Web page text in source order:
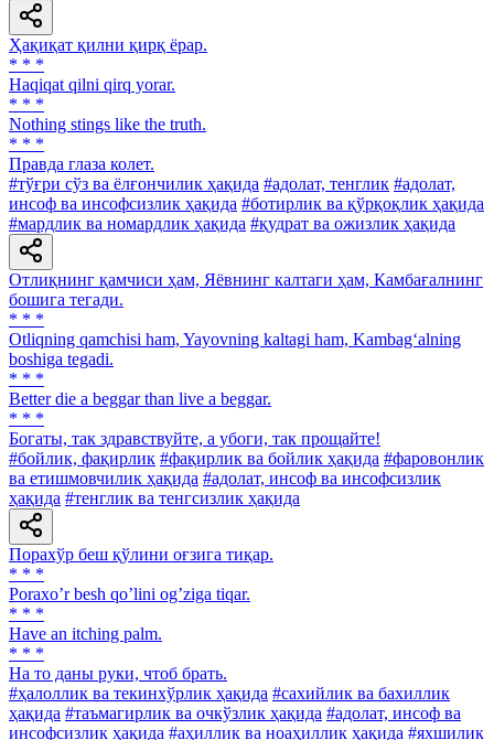
Ҳақиқат қилни қирқ ёрар.
* * *
Haqiqat qilni qirq yorar.
* * *
Nothing stings like the truth.
* * *
Правда глаза колет.
#тўғри сўз ва ёлғончилик ҳақида #адолат, тенглик #адолат,
инсоф ва инсофсизлик ҳақида #ботирлик ва қўрқоқлик ҳақида
#мардлик ва номардлик ҳақида #қудрат ва ожизлик ҳақида
Отлиқнинг қамчиси ҳам, Яёвнинг калтаги ҳам, Камбағалнинг
бошига тегади.
* * *
Otliqning qamchisi ham, Yayovning kaltagi ham, Kambag‘alning
boshiga tegadi.
* * *
Better die a beggar than live a beggar.
* * *
Богаты, так здравствуйте, a убоги, так прощайте!
#бойлик, фақирлик #фақирлик ва бойлик ҳақида #фаровонлик
ва етишмовчилик ҳақида #адолат, инсоф ва инсофсизлик
ҳақида #тенглик ва тенгсизлик ҳақида
Порахўр беш қўлини оғзига тиқар.
* * *
Poraxoʼr besh qoʼlini ogʼziga tiqar.
* * *
Have an itching palm.
* * *
На то даны руки, чтоб брать.
#ҳалоллик ва текинхўрлик ҳақида #сахийлик ва бахиллик
ҳақида #таъмагирлик ва очкўзлик ҳақида #адолат, инсоф ва
инсофсизлик ҳақида #аҳиллик ва ноаҳиллик ҳақида #яхшилик